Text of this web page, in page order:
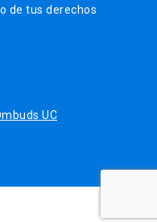
de tus derechos
UC